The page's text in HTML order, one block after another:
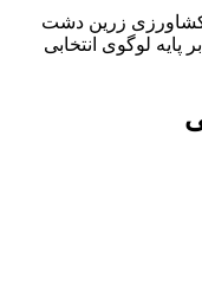
زرین دشت
لوگوی انتخابی